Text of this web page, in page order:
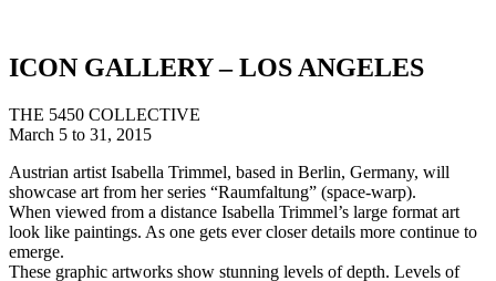
ICON GALLERY – LOS ANGELES
THE 5450 COLLECTIVE
March 5 to 31, 2015
Austrian artist Isabella Trimmel, based in Berlin, Germany, will
showcase art from her series “Raumfaltung” (space-warp).
When viewed from a distance Isabella Trimmel’s large format art
look like paintings. As one gets ever closer details more continue to
emerge.
These graphic artworks show stunning levels of depth. Levels of